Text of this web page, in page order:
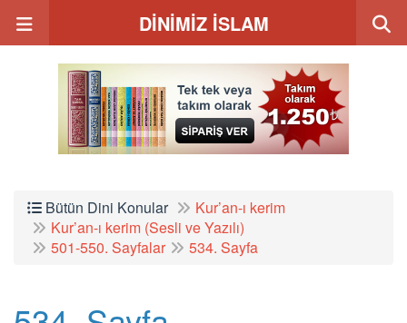
DİNİMİZ İSLAM
Bütün Dini Konular
Kur’an-ı kerim
Kur’an-ı kerim (Sesli ve Yazılı)
501-550. Sayfalar
534. Sayfa